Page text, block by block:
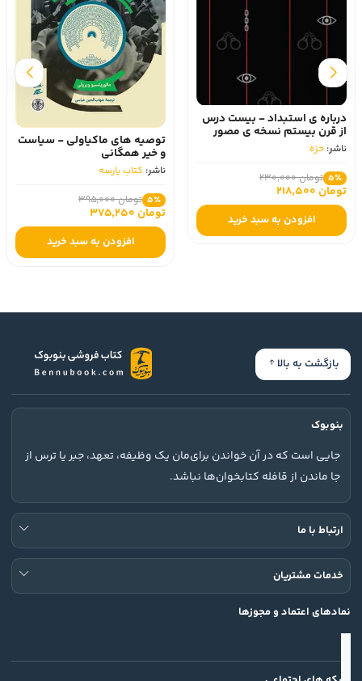
درباره ی استبداد - بیست درس
از قرن بیستم نسخه ی مصور
ناشر: خزه
5٪ تومان 230,000
تومان 218,500
افزودن به سبد خرید
توصیه های ماکیاولی - سیاست
و خیر همگانی
ناشر: کتاب پارسه
5٪ تومان 395,000
تومان 375,250
افزودن به سبد خرید
بازگشت به بالا
بنوبوک
جایی است که در آن خواندن برای‌مان یک وظیفه، تعهد، جبر یا ترس از
جا ماندن از قافله کتابخوان‌ها نباشد.
ارتباط با ما
خدمات مشتریان
نمادهای اعتماد و مجوزها